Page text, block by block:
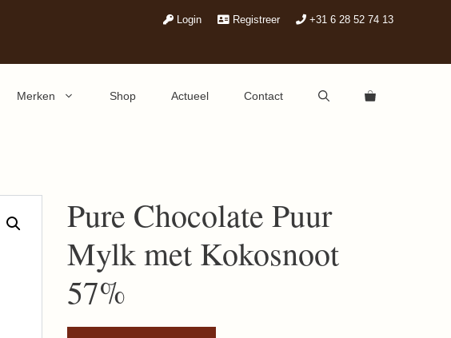
Login Registreer +31 6 28 52 74 13
Merken Shop Actueel Contact
Pure Chocolate Puur
Mylk met Kokosnoot
57%